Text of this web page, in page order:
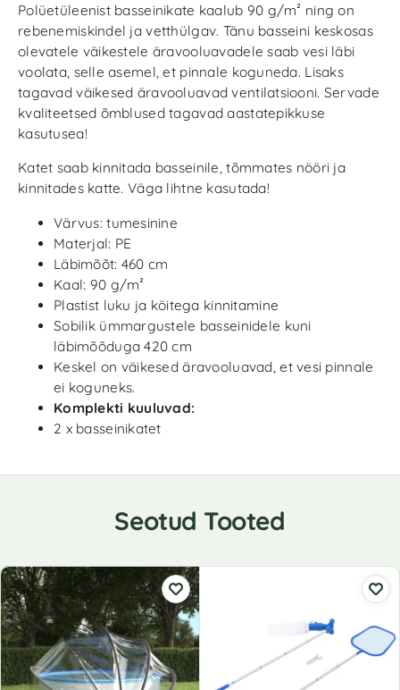
Polüetüleenist basseinikate kaalub 90 g/m² ning on
rebenemiskindel ja vetthülgav. Tänu basseini keskosas
olevatele väikestele äravooluavadele saab vesi läbi
voolata, selle asemel, et pinnale koguneda. Lisaks
tagavad väikesed äravooluavad ventilatsiooni. Servade
kvaliteetsed õmblused tagavad aastatepikkuse
kasutusea!
Katet saab kinnitada basseinile, tõmmates nööri ja
kinnitades katte. Väga lihtne kasutada!
Värvus: tumesinine
Materjal: PE
Läbimõõt: 460 cm
Kaal: 90 g/m²
Plastist luku ja köitega kinnitamine
Sobilik ümmargustele basseinidele kuni
läbimõõduga 420 cm
Keskel on väikesed äravooluavad, et vesi pinnale
ei koguneks.
Komplekti kuuluvad:
2 x basseinikatet
Seotud Tooted